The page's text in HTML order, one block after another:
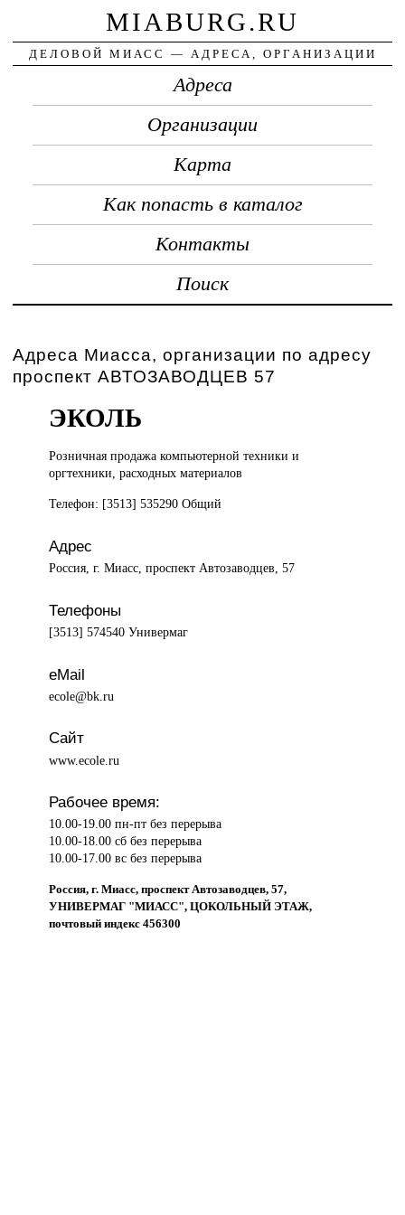
MIABURG.RU
ДЕЛОВОЙ МИАСС — АДРЕСА, ОРГАНИЗАЦИИ
Адреса
Организации
Карта
Как попасть в каталог
Контакты
Поиск
Адреса Миасса, организации по адресу
проспект АВТОЗАВОДЦЕВ 57
ЭКОЛЬ
Розничная продажакомпьютерной техники и
оргтехники, расходных материалов
Телефон: [3513] 535290 Общий
Адрес
Россия, г. Миасс, проспект Автозаводцев, 57
Телефоны
[3513] 574540 Универмаг
eMail
ecole@bk.ru
Сайт
www.ecole.ru
Рабочее время:
10.00-19.00 пн-пт без перерыва
10.00-18.00 сб без перерыва
10.00-17.00 вс без перерыва
Россия, г. Миасс, проспект Автозаводцев, 57,
УНИВЕРМАГ "МИАСС", ЦОКОЛЬНЫЙ ЭТАЖ,
почтовый индекс 456300